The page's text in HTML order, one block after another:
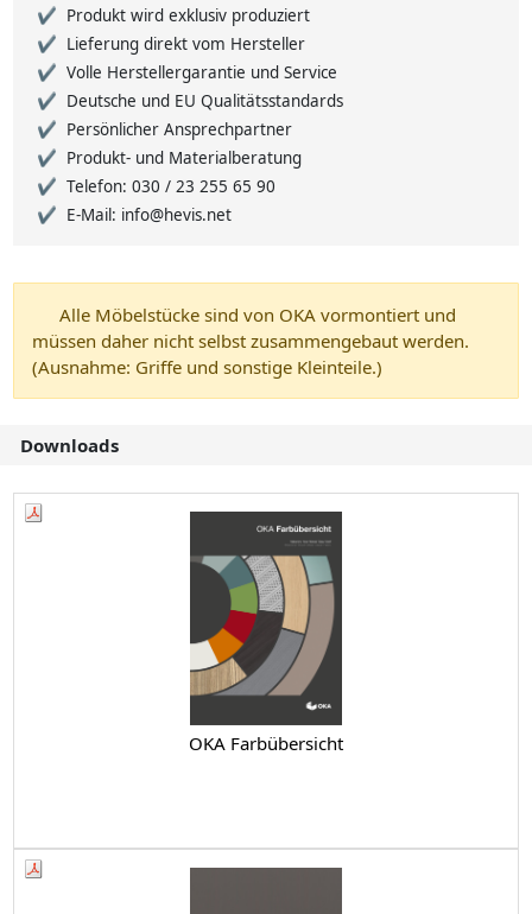
Produkt wird exklusiv produziert
Lieferung direkt vom Hersteller
Volle Herstellergarantie und Service
Deutsche und EU Qualitätsstandards
Persönlicher Ansprechpartner
Produkt- und Materialberatung
Telefon: 030 / 23 255 65 90
E-Mail: info@hevis.net
Alle Möbelstücke sind von OKA vormontiert und
müssen daher nicht selbst zusammengebaut werden.
(Ausnahme: Griffe und sonstige Kleinteile.)
Downloads
OKA Farbübersicht